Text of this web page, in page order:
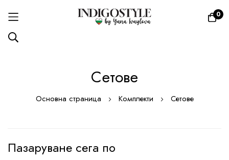
0
Сетове
Основна страница Комплекти Сетове
Пазаруване сега по